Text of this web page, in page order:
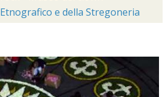
e della Stregoneria